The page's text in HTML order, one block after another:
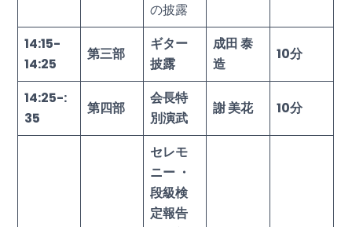
の披露
14:15-
14:25
第三部
ギター
披露
成田 泰
造
10分
14:25-:
35
第四部
会長特
別演武
謝 美花 10分
セレモ
ニー ・
段級検
定報告